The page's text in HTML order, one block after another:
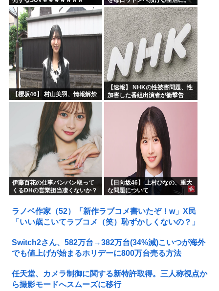
数年後、そのツケが一気に回っ
てきて…
【櫻坂46】 村山美羽、情報解禁
【速報】 NHKの性被害問題、性
加害した番組出演者が衝撃告
白！
伊藤百花の仕事バンバン取って
くるDHの営業担当凄くないか？
そう！！【AKB48いともも】
【日向坂46】 上村ひなの、重大
な問題について
ラノベ作家（52）「新作ラブコメ書いたぞ！w」X民
「いい歳こいてラブコメ（笑）恥ずかしくないの？」
Switch2さん、582万台→382万台(34%減)こいつが海外
でも値上げが始まるホリデーに800万台売る方法
任天堂、カメラ制御に関する新特許取得。三人称視点か
ら撮影モードへスムーズに移行